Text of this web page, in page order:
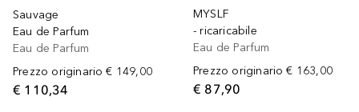
Sauvage
Eau de Parfum
Eau de Parfum
Prezzo originario € 149,00
€ 110,34
MYSLF
- ricaricabile
Eau de Parfum
Prezzo originario € 163,00
€ 87,90